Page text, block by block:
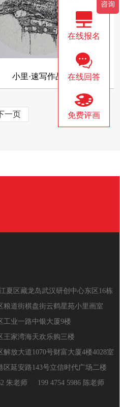
在线报名
在线回答
免费评画
马强技能，
教师节日快
美院的心
◇ 假如，各大艺
们会聊点啥？
◇ 高考美术生必看
分卷汇总！
◇ 梦想的美院|央
小里·速写作品
一页
夏区藏龙岛武汉研创中心东区16栋
粮道街棋盘街云鹤星苑小里画室
工业一路中银大厦9楼
王家湾海天欢乐购三楼
放大道1070号财富大厦4楼4028室
延安路143号立信时代广场二楼
朱老师 199 4754 5986 陈老师